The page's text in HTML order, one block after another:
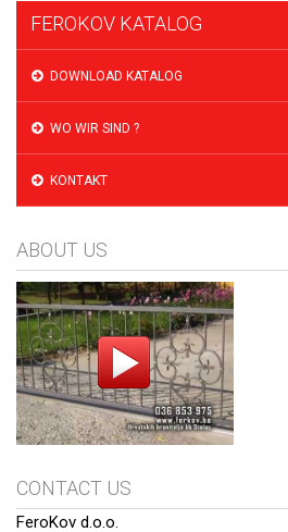
FEROKOV KATALOG
DOWNLOAD KATALOG
WO WIR SIND ?
KONTAKT
ABOUT US
CONTACT US
FeroKov d.o.o.